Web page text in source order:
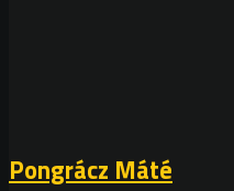
Pongrácz Máté